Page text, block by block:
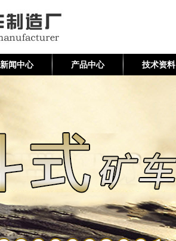
新闻中心 产品中心 技术资料